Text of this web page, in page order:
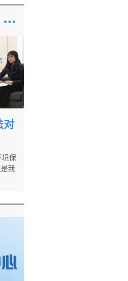
对
境保
我